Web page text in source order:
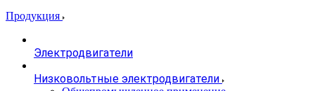
Продукция
Электродвигатели
Низковольтные электродвигатели